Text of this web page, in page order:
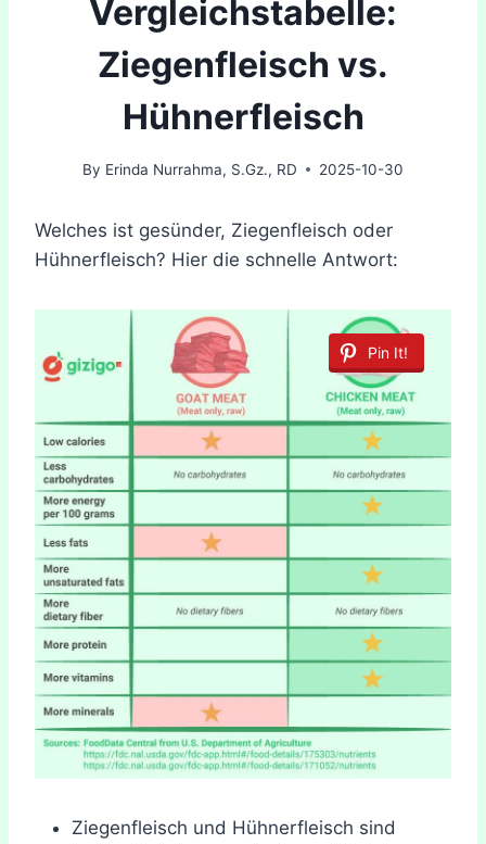
Vergleichstabelle:
Ziegenfleisch vs.
Hühnerfleisch
By Erinda Nurrahma, S.Gz., RD 2025-10-30
Welches ist gesünder, Ziegenfleisch oder
Hühnerfleisch? Hier die schnelle Antwort:
Pin It!
Ziegenfleisch und Hühnerfleisch sind